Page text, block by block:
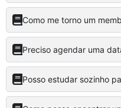
Como me torno um
Preciso agendar uma
Posso estudar sozinho